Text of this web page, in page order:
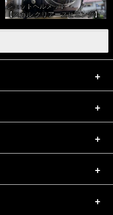
ジェットヘルメット
【スカル クリアースピニング】